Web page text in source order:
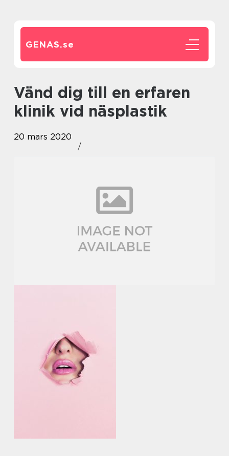
GENAS.se
Vänd dig till en erfaren
klinik vid näsplastik
20 mars 2020